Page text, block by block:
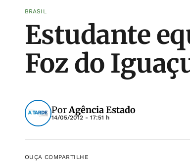
BRASIL
Estudante
Foz do
PorAgência Estado
14/05/2012 - 17:51 h
OUÇA COMPARTILHE